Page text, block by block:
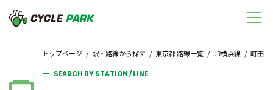
トップページ / 駅・路線から探す / 東京都 路線一覧 / JR横浜線 / 町田
SEARCH BY STATION / LINE